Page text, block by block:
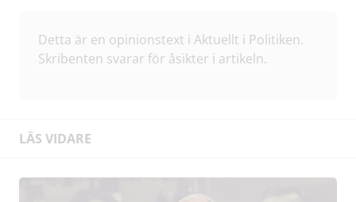
Detta är en opinionstext i Aktuellt i Politiken.
Skribenten svarar för åsikter i artikeln.
LÄS VIDARE